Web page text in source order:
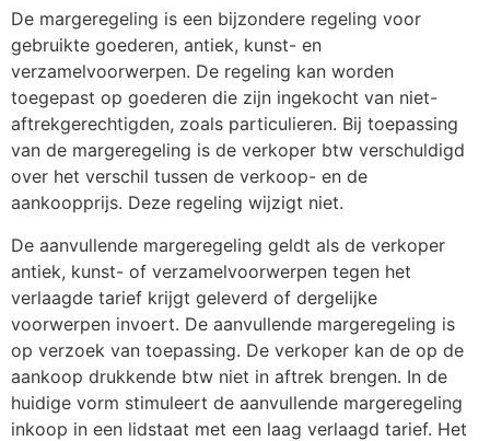
De margeregeling is een bijzondere regeling voor
gebruikte goederen, antiek, kunst- en
verzamelvoorwerpen. De regeling kan worden
toegepast op goederen die zijn ingekocht van niet-
aftrekgerechtigden, zoals particulieren. Bij toepassing
van de margeregeling is de verkoper btw verschuldigd
over het verschil tussen de verkoop- en de
aankoopprijs. Deze regeling wijzigt niet.
De aanvullende margeregeling geldt als de verkoper
antiek, kunst- of verzamelvoorwerpen tegen het
verlaagde tarief krijgt geleverd of dergelijke
voorwerpen invoert. De aanvullende margeregeling is
op verzoek van toepassing. De verkoper kan de op de
aankoop drukkende btw niet in aftrek brengen. In de
huidige vorm stimuleert de aanvullende margeregeling
inkoop in een lidstaat met een laag verlaagd tarief. Het